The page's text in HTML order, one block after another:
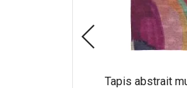
Tapis abstrait